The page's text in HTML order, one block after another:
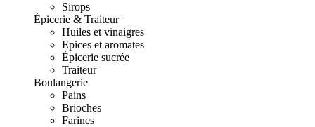
Sirops
Épicerie & Traiteur
Huiles et vinaigres
Epices et aromates
Épicerie sucrée
Traiteur
Boulangerie
Pains
Brioches
Farines